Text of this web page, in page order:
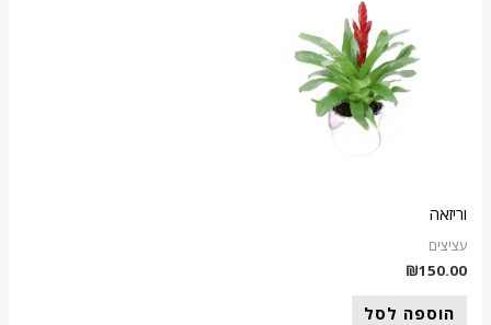
וריזאה
עציצים
₪150.00
הוספה לסל